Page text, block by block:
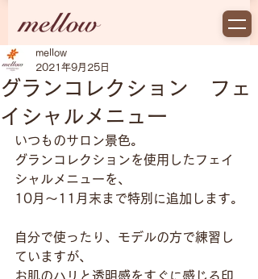
グランコレクション フェ
イシャルメニュー
mellow
2021年9月25日
いつものサロン景色。
グランコレクションを使用したフェイ
シャルメニューを、
10月〜11月末まで特別に追加します。
自分で使ったり、モデルの方で練習し
ていますが、
お肌のハリと透明感をすぐに感じる印